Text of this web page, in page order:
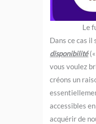
Le
Dans ce cas il
disponibilité
vous voulez
créons un
accessibles
acquérir de